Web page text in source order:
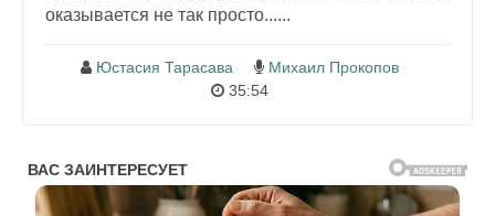
оказывается не так просто......
Юстасия Тарасава
Михаил Прокопов
35:54